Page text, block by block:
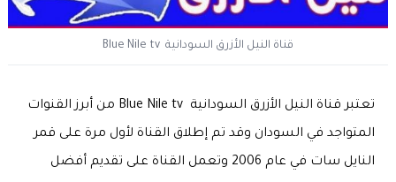
قناة النيل الأزرق السودانية Blue Nile tv
تعتبر قناة النيل الأزرق السودانية Blue Nile tv من أبرز القنوات
المتواجد في السودان وقد تم إطلاق القناة لأول مرة على قمر
النايل سات في عام 2006 وتعمل القناة على تقديم أفضل